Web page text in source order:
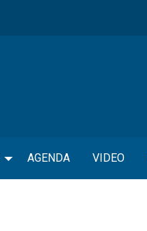
AGENDA VIDEO